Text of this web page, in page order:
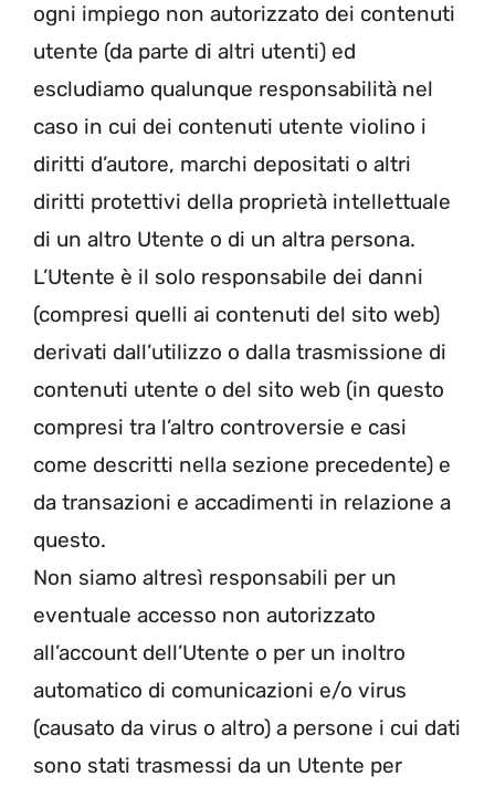
ogni impiego non autorizzato dei contenuti
utente (da parte di altri utenti) ed
escludiamo qualunque responsabilità nel
caso in cui dei contenuti utente violino i
diritti d’autore, marchi depositati o altri
diritti protettivi della proprietà intellettuale
di un altro Utente o di un altra persona.
L’Utente è il solo responsabile dei danni
(compresi quelli ai contenuti del sito web)
derivati dall’utilizzo o dalla trasmissione di
contenuti utente o del sito web (in questo
compresi tra l’altro controversie e casi
come descritti nella sezione precedente) e
da transazioni e accadimenti in relazione a
questo.
Non siamo altresì responsabili per un
eventuale accesso non autorizzato
all’account dell’Utente o per un inoltro
automatico di comunicazioni e/o virus
(causato da virus o altro) a persone i cui dati
sono stati trasmessi da un Utente per